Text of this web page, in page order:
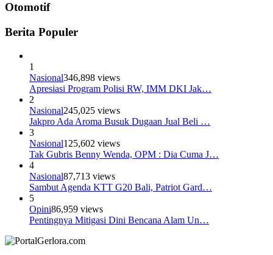
Otomotif
Berita Populer
1
Nasional346,898 views
Apresiasi Program Polisi RW, IMM DKI Jak…
2
Nasional245,025 views
Jakpro Ada Aroma Busuk Dugaan Jual Beli …
3
Nasional125,602 views
Tak Gubris Benny Wenda, OPM : Dia Cuma J…
4
Nasional87,713 views
Sambut Agenda KTT G20 Bali, Patriot Gard…
5
Opini86,959 views
Pentingnya Mitigasi Dini Bencana Alam Un…